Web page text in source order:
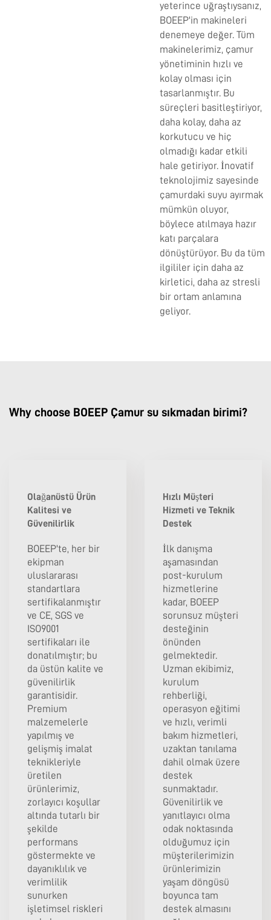
yeterince uğraştıysanız,
BOEEP'in makineleri
denemeye değer. Tüm
makinelerimiz, çamur
yönetiminin hızlı ve
kolay olması için
tasarlanmıştır. Bu
süreçleri basitleştiriyor,
daha kolay, daha az
korkutucu ve hiç
olmadığı kadar etkili
hale getiriyor. İnovatif
teknolojimiz sayesinde
çamurdaki suyu ayırmak
mümkün oluyor,
böylece atılmaya hazır
katı parçalara
dönüştürüyor. Bu da tüm
ilgililer için daha az
kirletici, daha az stresli
bir ortam anlamına
geliyor.
Why choose BOEEP Çamur su sıkmadan birimi?
Olağanüstü Ürün
Kalitesi ve
Güvenilirlik
BOEEP'te, her bir
ekipman
uluslararası
standartlara
sertifikalanmıştır
ve CE, SGS ve
ISO9001
sertifikaları ile
donatılmıştır; bu
da üstün kalite ve
güvenilirlik
garantisidir.
Premium
malzemelerle
yapılmış ve
gelişmiş imalat
teknikleriyle
üretilen
ürünlerimiz,
zorlayıcı koşullar
altında tutarlı bir
şekilde
performans
göstermekte ve
dayanıklılık ve
verimlilik
sunurken
işletimsel riskleri
Hızlı Müşteri
Hizmeti ve Teknik
Destek
İlk danışma
aşamasından
post-kurulum
hizmetlerine
kadar, BOEEP
sorunsuz müşteri
desteğinin
önünden
gelmektedir.
Uzman ekibimiz,
kurulum
rehberliği,
operasyon eğitimi
ve hızlı, verimli
bakım hizmetleri,
uzaktan tanılama
dahil olmak üzere
destek
sunmaktadır.
Güvenilirlik ve
yanıtlayıcı olma
odak noktasında
olduğumuz için
müşterilerimizin
ürünlerimizin
yaşam döngüsü
boyunca tam
destek almasını